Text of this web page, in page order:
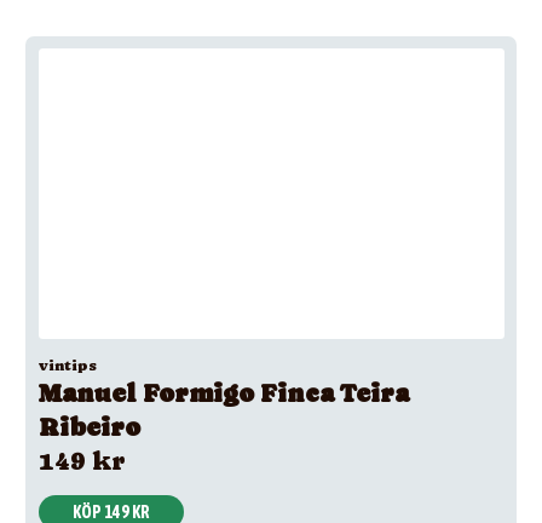
vintips
Manuel Formigo Finca Teira
Ribeiro
149 kr
KÖP 149 KR